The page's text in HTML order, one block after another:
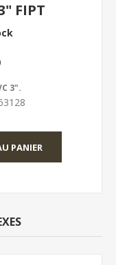
FIPT
3".